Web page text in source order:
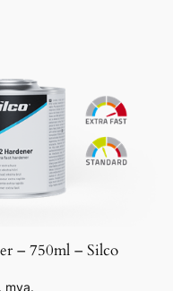
– 750ml – Silco
mva.